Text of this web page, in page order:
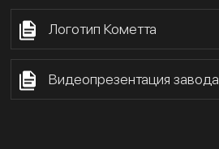
Логотип Кометта
Видеопрезентация завода